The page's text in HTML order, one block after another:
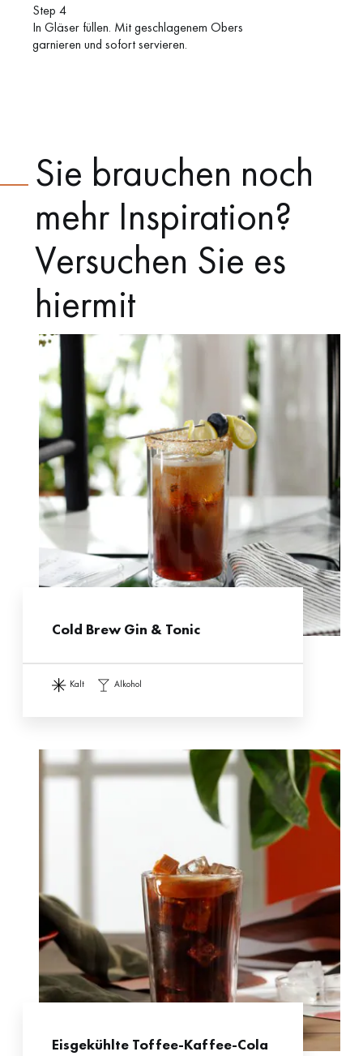
Step 4
In Gläser füllen. Mit geschlagenem Obers
garnieren und sofort servieren.
Sie brauchen noch
mehr Inspiration?
Versuchen Sie es
hiermit
Cold Brew Gin & Tonic
kalt alkohol
Eisgekühlte Toffee-Kaffee-Cola